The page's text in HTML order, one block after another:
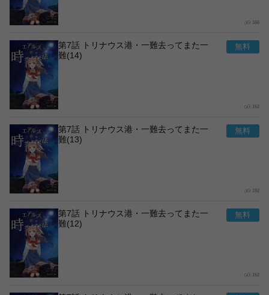
166
第7話 トリナウス港・一難去ってまた一
難(14)
162
第7話 トリナウス港・一難去ってまた一
難(13)
192
第7話 トリナウス港・一難去ってまた一
難(12)
162